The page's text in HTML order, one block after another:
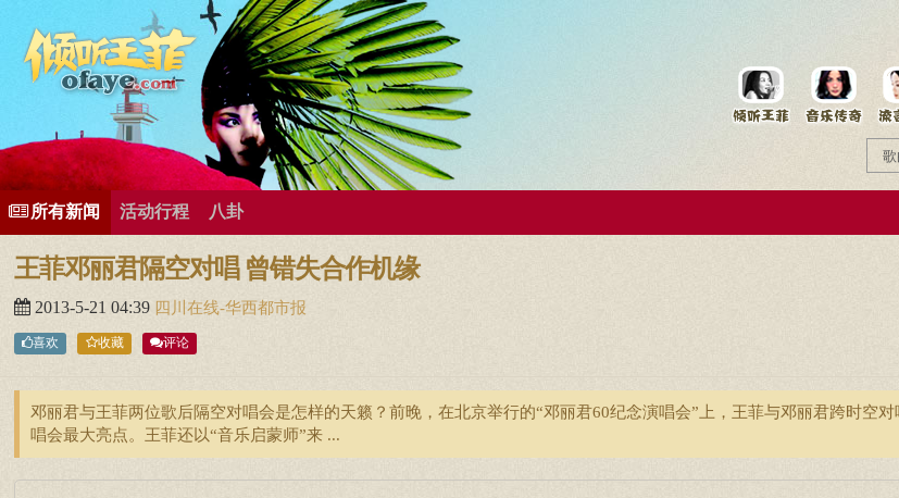
有歌曲专辑
王菲新闻王菲的精美图片王菲精彩视频王菲论坛给王菲留言用户中心王菲资料档案
所有新闻 活动行程 八卦
王菲邓丽君隔空对唱 曾错失合作机缘
2013-5-21 04:39 四川在线-华西都市报
喜欢 收藏 评论
邓丽君与王菲两位歌后隔空对唱会是怎样的天籁？前晚，在北京举行的“邓丽君60纪念演唱会”上，王菲与邓丽君跨时空
唱会最大亮点。王菲还以“音乐启蒙师”来 ...